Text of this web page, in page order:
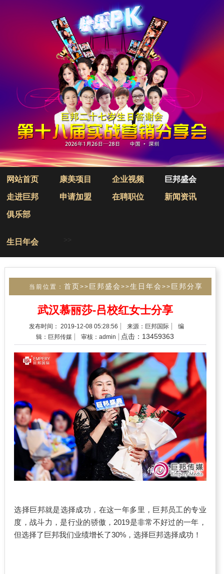
网站首页 康美项目 企业视频 巨邦盛会
走进巨邦 申请加盟 在聘职位 新闻资讯
俱乐部
生日年会
当前位置：首页>> 巨邦盛会>>生日年会>> 巨邦分享
第十二届成功分享会
武汉慕丽莎-吕校红女士分享
发布时间： 2019-12-08 05:28:56 来源：巨邦国际
编
辑：巨邦传媒
审核：admin 点击：13459363
选择巨邦就是选择成功，在这一年多里，巨邦员工的专业
度，战斗力，是行业的骄傲，2019是非常不好过的一年，
但选择了巨邦我们业绩增长了30%，选择巨邦选择成功！